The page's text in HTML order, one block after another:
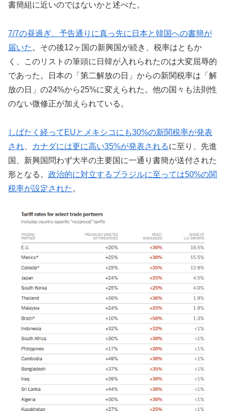
書簡組に近いのではないかと述べた。
7/7の昼過ぎ、予告通りに真っ先に日本と韓国への書簡が
届いた 。その後12ヶ国の新興国が続き、税率はともか
く、このリストの筆頭に日韓が入れられたのは大変屈辱的
であった。日本の「第二解放の日」からの新関税率は「解
放の日」の24%から25%に変えられた。他の国々も法則性
のない微修正が加えられている。
しばたく経ってEUとメキシコにも30%の新関税率が発表
され
カナダには更に高い35%が発表されるに至り、先進
国、新興国問わず大半の主要国に一通り書簡が送付された
形となる。 政治的に対立するブラジルに至っては50%の関
税率が設定された 。